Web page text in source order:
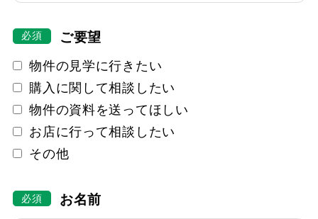
ご要望
物件の見学に行きたい
購入に関して相談したい
物件の資料を送ってほしい
お店に行って相談したい
その他
お名前